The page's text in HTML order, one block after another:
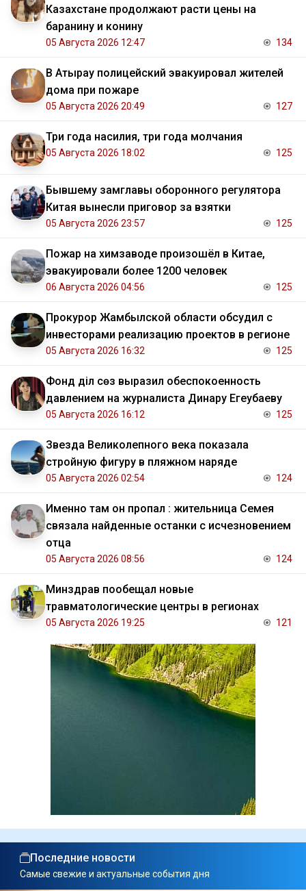
Казахстане продолжают расти цены на
баранину и конину
05 Августа 2026 12:47 134
В Атырау полицейский эвакуировал жителей
дома при пожаре
05 Августа 2026 20:49 127
Три года насилия, три года молчания
05 Августа 2026 18:02 125
Бывшему замглавы оборонного регулятора
Китая вынесли приговор за взятки
05 Августа 2026 23:57 125
Пожар на химзаводе произошёл в Китае,
эвакуировали более 1200 человек
06 Августа 2026 04:56 125
Прокурор Жамбылской области обсудил с
инвесторами реализацию проектов в регионе
05 Августа 2026 16:32 125
Фонд Әділ сөз выразил обеспокоенность
давлением на журналиста Динару Егеубаеву
05 Августа 2026 16:12 125
Звезда Великолепного века показала
стройную фигуру в пляжном наряде
05 Августа 2026 02:54 124
Именно там он пропал : жительница Семея
связала найденные останки с исчезновением
отца
05 Августа 2026 08:56 124
Минздрав пообещал новые
травматологические центры в регионах
05 Августа 2026 19:25 121
Последние новости
Самые свежие и актуальные события дня